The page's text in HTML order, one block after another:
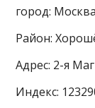
город: Москва
Район:
Адрес: 2-я
Индекс: